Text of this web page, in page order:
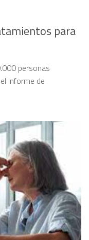
para
personas
Informe de